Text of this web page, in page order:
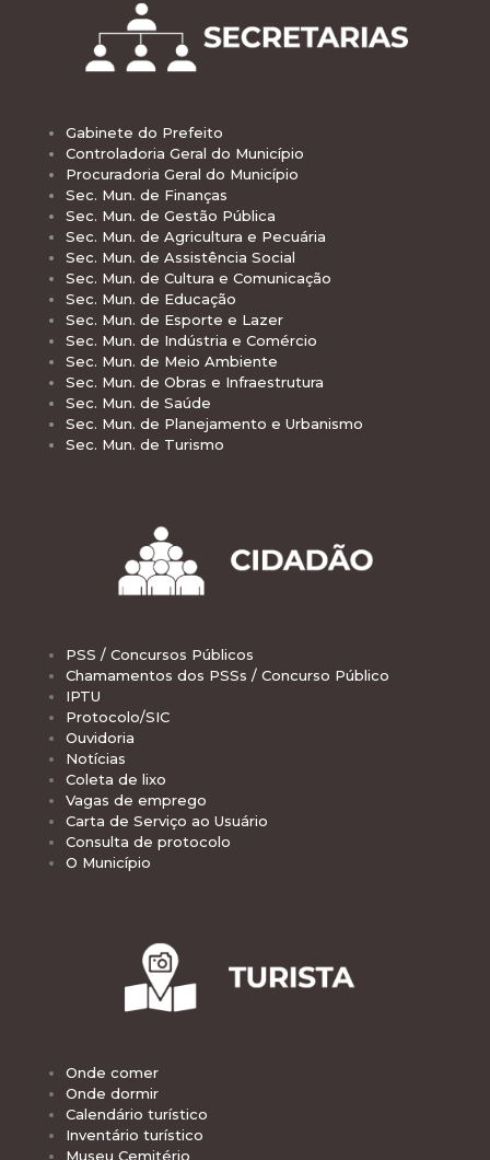
Gabinete do Prefeito
Controladoria Geral do Município
Procuradoria Geral do Município
Sec. Mun. de Finanças
Sec. Mun. de Gestão Pública
Sec. Mun. de Agricultura e Pecuária
Sec. Mun. de Assistência Social
Sec. Mun. de Cultura e Comunicação
Sec. Mun. de Educação
Sec. Mun. de Esporte e Lazer
Sec. Mun. de Indústria e Comércio
Sec. Mun. de Meio Ambiente
Sec. Mun. de Obras e Infraestrutura
Sec. Mun. de Saúde
Sec. Mun. de Planejamento e Urbanismo
Sec. Mun. de Turismo
PSS / Concursos Públicos
Chamamentos dos PSSs / Concurso Público
IPTU
Protocolo/SIC
Ouvidoria
Notícias
Coleta de lixo
Vagas de emprego
Carta de Serviço ao Usuário
Consulta de protocolo
O Município
Onde comer
Onde dormir
Calendário turístico
Inventário turístico
Museu Cemitério